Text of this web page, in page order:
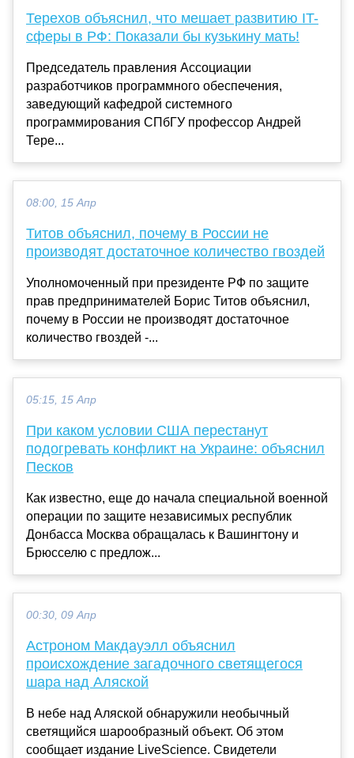
Терехов объяснил, что мешает развитию IT-
сферы в РФ: Показали бы кузькину мать!
Председатель правления Ассоциации
разработчиков программного обеспечения,
заведующий кафедрой системного
программирования СПбГУ профессор Андрей
Тере...
08:00, 15 Апр
Титов объяснил, почему в России не
производят достаточное количество гвоздей
Уполномоченный при президенте РФ по защите
прав предпринимателей Борис Титов объяснил,
почему в России не производят достаточное
количество гвоздей -...
05:15, 15 Апр
При каком условии США перестанут
подогревать конфликт на Украине: объяснил
Песков
Как известно, еще до начала специальной военной
операции по защите независимых республик
Донбасса Москва обращалась к Вашингтону и
Брюсселю с предлож...
00:30, 09 Апр
Астроном Макдауэлл объяснил
происхождение загадочного светящегося
шара над Аляской
В небе над Аляской обнаружили необычный
светящийся шарообразный объект. Об этом
сообщает издание LiveScience. Свидетели